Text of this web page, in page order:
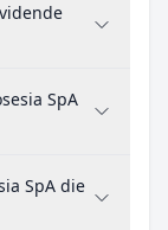
SpA
SpA die